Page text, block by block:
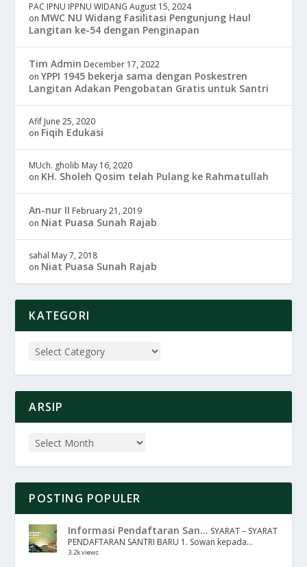
PAC IPNU IPPNU WIDANG August 15, 2024
on MWC NU Widang Fasilitasi Pengunjung Haul
Langitan ke-54 dengan Penginapan
Tim Admin December 17, 2022
onYPPI 1945 bekerja sama dengan Poskestren
Langitan Adakan Pengobatan Gratis untuk Santri
Afif June 25, 2020
on Fiqih Edukasi
MUch. gholib May 16, 2020
on KH. Sholeh Qosim telah Pulang ke Rahmatullah
An-nur II February 21, 2019
on Niat Puasa Sunah Rajab
sahal May 7, 2018
on Niat Puasa Sunah Rajab
KATEGORI
ARSIP
POSTING POPULER
Informasi Pendaftaran San... SYARAT – SYARAT
PENDAFTARAN SANTRI BARU 1. Sowan kepada...
3.2k views